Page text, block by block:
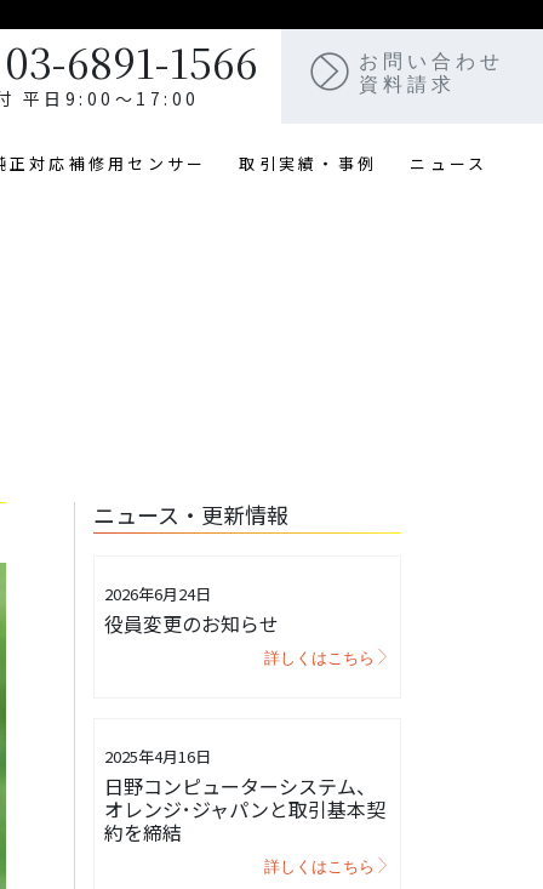
正対応補修用センサー 取引実績・事例 ニュース
6891-1566
平日9:00〜17:00
お問い合わせ
資料請求
ニュース・更新情報
2026年6月24日
役員変更のお知らせ
詳しくはこちら
2025年4月16日
日野コンピューターシステム、
オレンジ･ジャパンと取引基本契
約を締結
詳しくはこちら